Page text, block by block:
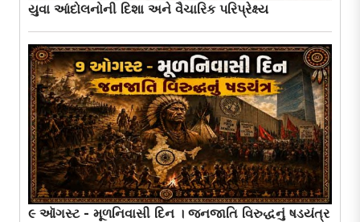
યુવા આંદોલનોની દિશા અને વૈચારિક પરિપ્રેક્ષ્ય
૯ ઑગસ્ટ - મૂળનિવાસી દિન । જનજાતિ વિરુદ્ધનું ષડયંત્ર